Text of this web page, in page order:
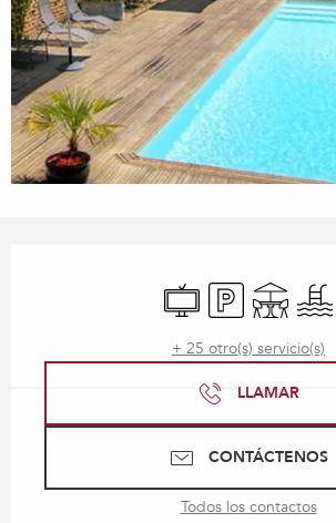
TelevisiónAparcamiento
Terraza Piscina
+ 25 otro(s) servicio(s)
LLAMAR
CONTÁCTENOS
Todos los contactos